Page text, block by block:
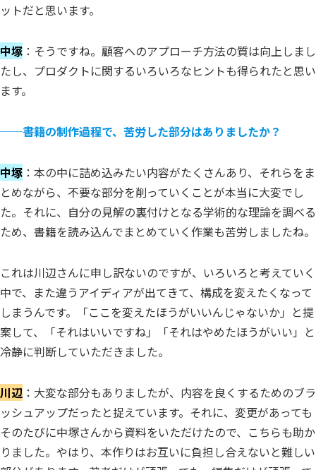
ットだと思います。
中塚 ：そうですね。顧客へのアプローチ方法の質は向上しまし
たし、プロダクトに関するいろいろなヒントも得られたと思い
ます。
──書籍の制作過程で、苦労した部分はありましたか？
中塚 ：本の中に詰め込みたい内容がたくさんあり、それらをま
とめながら、不要な部分を削っていくことが本当に大変でし
た。それに、自分の見解の裏付けとなる学術的な理論を調べる
ため、書籍を読み込んでまとめていく作業も苦労しましたね。
これは川辺さんに申し訳ないのですが、いろいろと考えていく
中で、また違うアイディアが出てきて、構成を変えたくなって
しまうんです。「ここを変えたほうがいいんじゃないか」と提
案して、「それはいいですね」「それはやめたほうがいい」と
冷静に判断していただきました。
川辺 ：大変な部分もありましたが、内容を良くするためのブラ
ッシュアップだったと捉えています。それに、変更があっても
そのたびに中塚さんから資料をいただけたので、こちらも助か
りました。やはり、本作りはお互いに負担し合えないと難しい